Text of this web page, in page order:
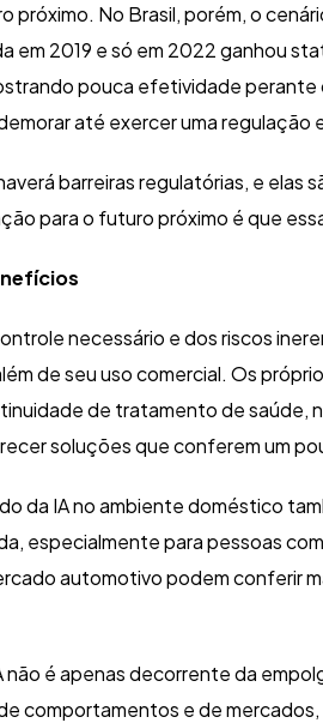
próximo. No Brasil, porém, o
em 2019 e só em 2022 ganhou
pouca efetividade perante
até exercer uma regulação
barreiras regulatórias, e elas
para o futuro próximo é que
necessário e dos riscos
de seu uso comercial. Os
de tratamento de saúde,
soluções que conferem um
da IA no ambiente doméstico
especialmente para pessoas
automotivo podem conferir
não é apenas decorrente da
comportamentos e de